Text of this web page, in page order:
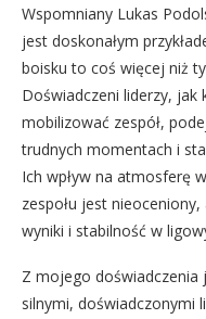
Wspomniany Lukas
jest doskonałym
boisku to coś więcej niż
Doświadczeni liderzy,
mobilizować zespół,
trudnych momentach i
Ich wpływ na atmosferę
zespołu jest
wyniki i stabilność w
Z mojego doświadczenia
silnymi, doświadczonymi